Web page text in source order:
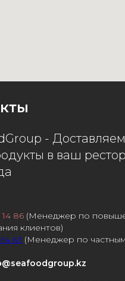
- Доставляем
в ваш
86 (Менеджер по
клиентов)
63 (Менеджер по
@seafoodgroup.kz